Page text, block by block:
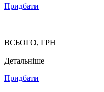
Придбати
ВСЬОГО, ГРН
Детальніше
Придбати